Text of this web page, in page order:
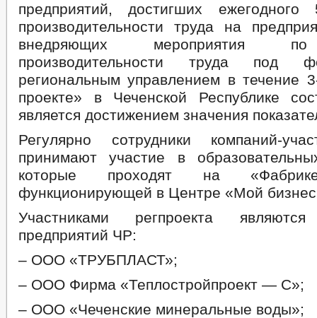
предприятий, достигших ежегодного
производительности труда на
внедряющих мероприятия
производительности труда под
региональным управлением в течение
проекте» в Чеченской Республике
является достижением значения
Регулярно сотрудники компаний-
принимают участие в
которые проходят на
функционирующей в Центре «Мой
Участниками регпроекта
предприятий ЧР:
– ООО «ТРУБПЛАСТ»;
– ООО Фирма «Теплостройпроект — С»;
– ООО «Чеченские минеральные воды»;